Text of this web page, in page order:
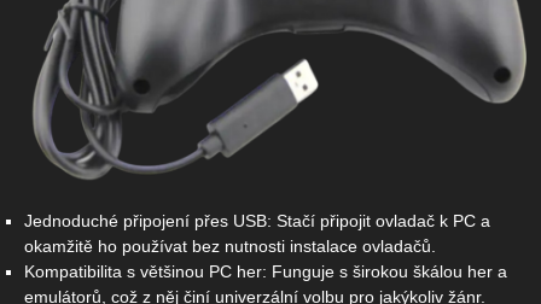
Jednoduché připojení přes USB: Stačí připojit ovladač k PC a
okamžitě ho používat bez nutnosti instalace ovladačů.
Kompatibilita s většinou PC her: Funguje s širokou škálou her a
emulátorů, což z něj činí univerzální volbu pro jakýkoliv žánr.